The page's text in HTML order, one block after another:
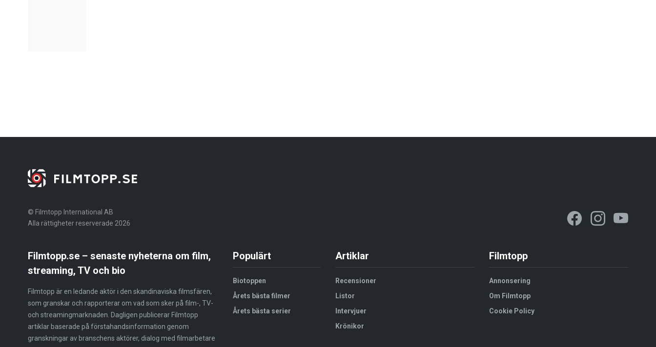
© Filmtopp International AB
Alla rättigheter reserverade 2026
Filmtopp.se – senaste nyheterna om film,
streaming, TV och bio
Filmtopp är en ledande aktör i den skandinaviska filmsfären,
som granskar och rapporterar om vad som sker på film-, TV-
och streamingmarknaden. Dagligen publicerar Filmtopp
artiklar baserade på förstahandsinformation genom
granskningar av branschens aktörer, dialog med filmarbetare
Populärt
Biotoppen
Årets bästa filmer
Årets bästa serier
Artiklar
Recensioner
Listor
Intervjuer
Krönikor
Filmtopp
Annonsering
Om Filmtopp
Cookie Policy